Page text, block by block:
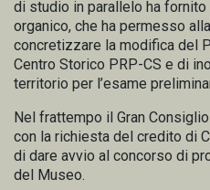
di studio in parallelo ha
organico, che ha permesso
concretizzare la modifica del
Centro Storico PRP-CS e di
territorio per l’esame
Nel frattempo il Gran
con la richiesta del credito di
di dare avvio al concorso di
del Museo.